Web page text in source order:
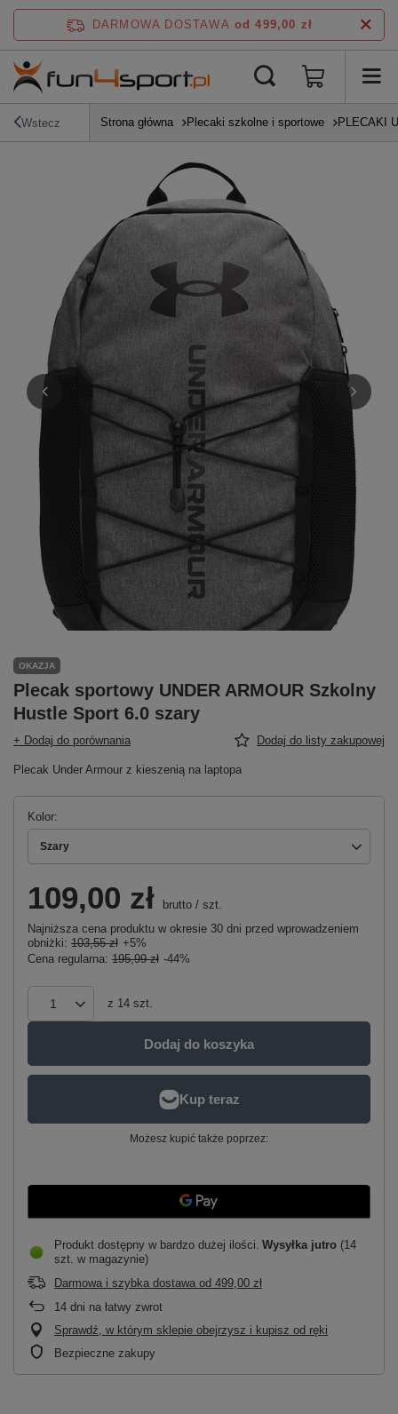
DARMOWA DOSTAWA od 499,00 zł
Wstecz Strona główna Plecaki szkolne i sportowe PLECAKI
OKAZJA
Plecak sportowy UNDER ARMOUR Szkolny
Hustle Sport 6.0 szary
+ Dodaj do porównania Dodaj do listy zakupowej
Plecak Under Armour z kieszenią na laptopa
Kolor
Szary
109,00 zł brutto / szt.
Najniższa cena produktu w okresie 30 dni przed wprowadzeniem
obniżki: 103,55 zł +5%
Cena regularna: 195,99 zł -44%
z 14 szt.
Dodaj do koszyka
Możesz kupić także poprzez:
Produkt dostępny w bardzo dużej ilości Wysyłka jutro (14
szt. w magazynie)
Darmowa i szybka dostawa od 499,00 zł
14 dni na łatwy zwrot
Sprawdź, w którym sklepie obejrzysz i kupisz od ręki
Bezpieczne zakupy